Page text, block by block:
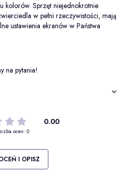
kolorów. Sprzęt niejednokrotnie
w pełni rzeczywistości, mają
ustawienia ekranów w Państwa
na pytania!
0.00
ocen: 0
I OPISZ